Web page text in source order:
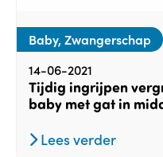
Baby, Zwangerschap
14-06-2021
Tijdig ingrijpen
baby met gat in
Lees verder